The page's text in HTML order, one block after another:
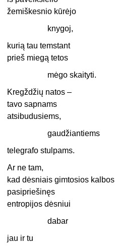
žemiškesnio kūrėjo
knygoj,
kurią tau temstant
prieš miegą tetos
mėgo skaityti.
Kregždžių natos –
tavo sapnams
atsibudusiems,
gaudžiantiems
telegrafo stulpams.
Ar ne tam,
kad dėsniais gimtosios kalbos
pasipriešinęs
entropijos dėsniui
dabar
jau ir tu